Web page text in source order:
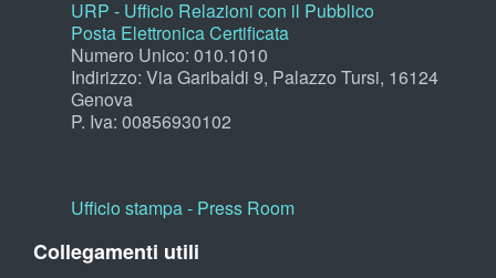
URP - Ufficio Relazioni con il Pubblico
Posta Elettronica Certificata
Numero Unico: 010.1010
Indirizzo: Via Garibaldi 9, Palazzo Tursi, 16124
Genova
P. Iva: 00856930102
Ufficio stampa - Press Room
Collegamenti utili